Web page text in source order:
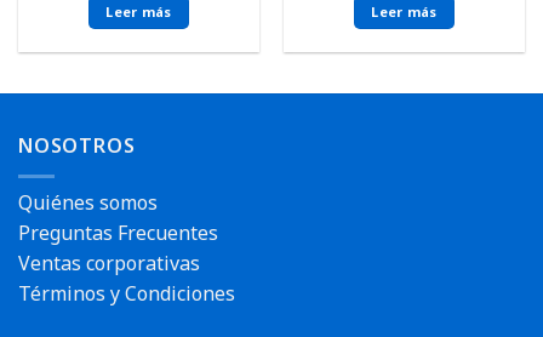
Leer más Leer más
NOSOTROS
Quiénes somos
Preguntas Frecuentes
Ventas corporativas
Términos y Condiciones